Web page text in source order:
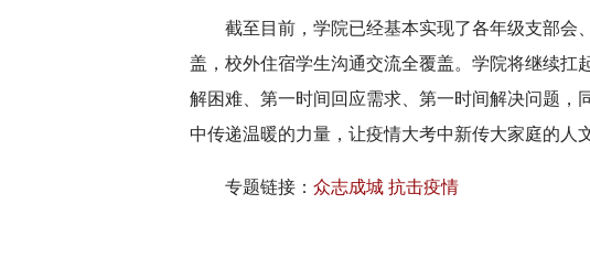
截至目前，学院已经基本实现了各年级支部会
盖，校外住宿学生沟通交流全覆盖。学院将继续扛
解困难、第一时间回应需求、第一时间解决问题，
中传递温暖的力量，让疫情大考中新传大家庭的人
专题链接： 众志成城 抗击疫情